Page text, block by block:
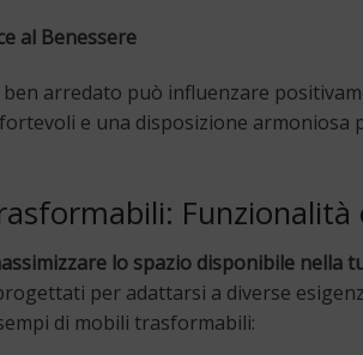
al Benessere
arredato può influenzare
e una disposizione
Funzionalità
lo spazio disponibile nella
per adattarsi a diverse
di mobili trasformabili: